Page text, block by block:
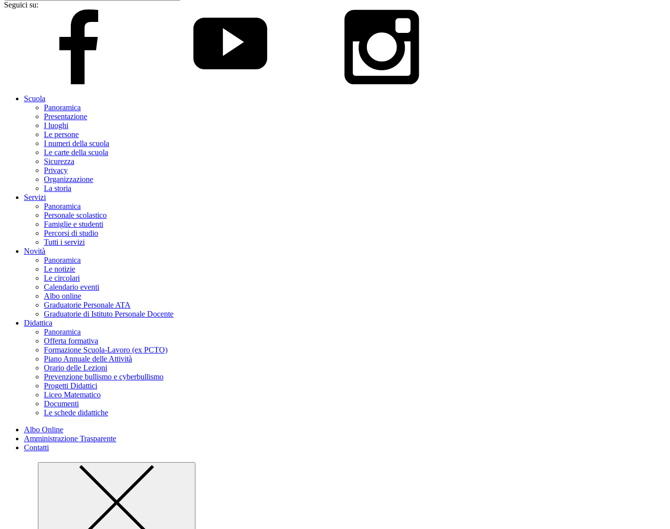
Seguici su:
Scuola
Panoramica
Presentazione
I luoghi
Le persone
I numeri della scuola
Le carte della scuola
Sicurezza
Privacy
Organizzazione
La storia
Servizi
Panoramica
Personale scolastico
Famiglie e studenti
Percorsi di studio
Tutti i servizi
Novità
Panoramica
Le notizie
Le circolari
Calendario eventi
Albo online
Graduatorie Personale ATA
Graduatorie di Istituto Personale Docente
Didattica
Panoramica
Offerta formativa
Formazione Scuola-Lavoro (ex PCTO)
Piano Annuale delle Attività
Orario delle Lezioni
Prevenzione bullismo e cyberbullismo
Progetti Didattici
Liceo Matematico
Documenti
Le schede didattiche
Albo Online
Amministrazione Trasparente
Contatti